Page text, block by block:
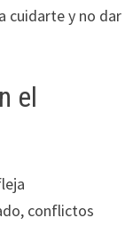
cuidarte y no dar
el
conflictos